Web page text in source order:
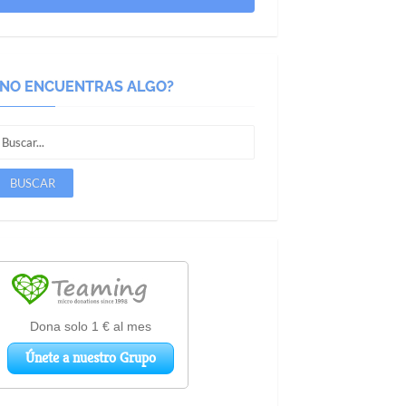
ENCUENTRAS ALGO?